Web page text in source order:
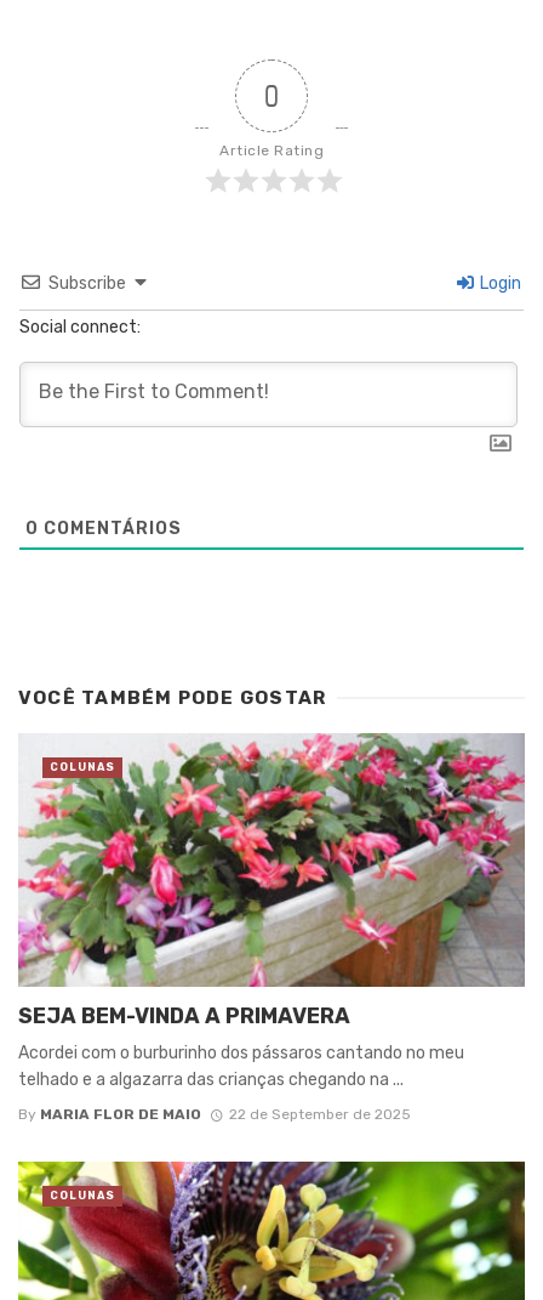
0
Article Rating
Subscribe Login
Social connect:
0 COMENTÁRIOS
VOCÊ TAMBÉM PODE GOSTAR
SEJA BEM-VINDA A PRIMAVERA
Acordei com o burburinho dos pássaros cantando no meu
telhado e a algazarra das crianças chegando na ...
By MARIA FLOR DE MAIO 22 de September de 2025
COLUNAS
COLUNAS